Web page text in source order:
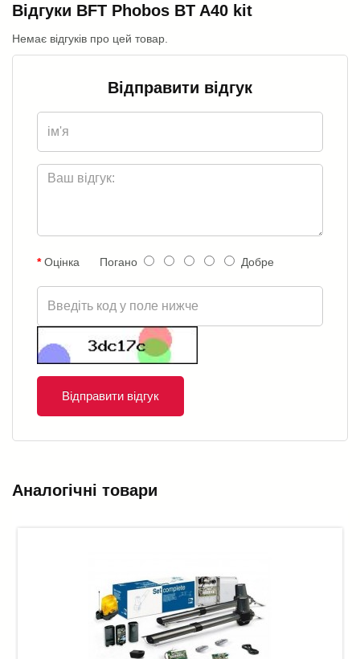
Відгуки BFT Phobos BT A40 kit
Немає відгуків про цей товар.
Відправити відгук
Оцінка Погано Добре
Відправити відгук
Аналогічні товари